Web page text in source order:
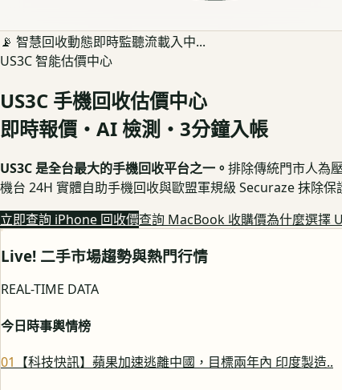
📡 智慧回收動態即時監聽流載入中...
US3C 智能估價中心
US3C 手機回收估價中心
即時報價・AI 檢測・3分鐘入帳
US3C 是全台最大的手機回收平台之一。 排除傳統門市人為
機台 24H 實體自助手機回收與歐盟軍規級 Securaze 抹除保
立即查詢 iPhone 回收價查詢 MacBook 收購價為什麼選擇
Live! 二手市場趨勢與熱門行情
REAL-TIME DATA
今日時事輿情榜
01 【科技快訊】蘋果加速逃離中國，目標兩年內 印度製造..